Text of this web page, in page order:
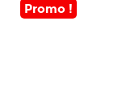
Promo !